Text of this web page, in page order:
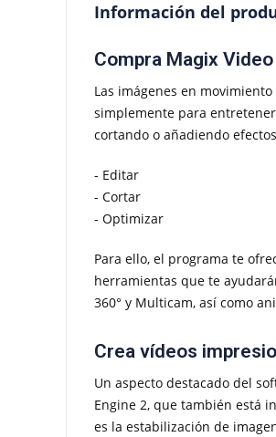
Información del
Compra Magix
Las imágenes en
simplemente para
cortando o añadiendo
- Editar
- Cortar
- Optimizar
Para ello, el programa te
herramientas que te
360° y Multicam, así como
Crea vídeos
Un aspecto destacado del
Engine 2, que también está
es la estabilización de